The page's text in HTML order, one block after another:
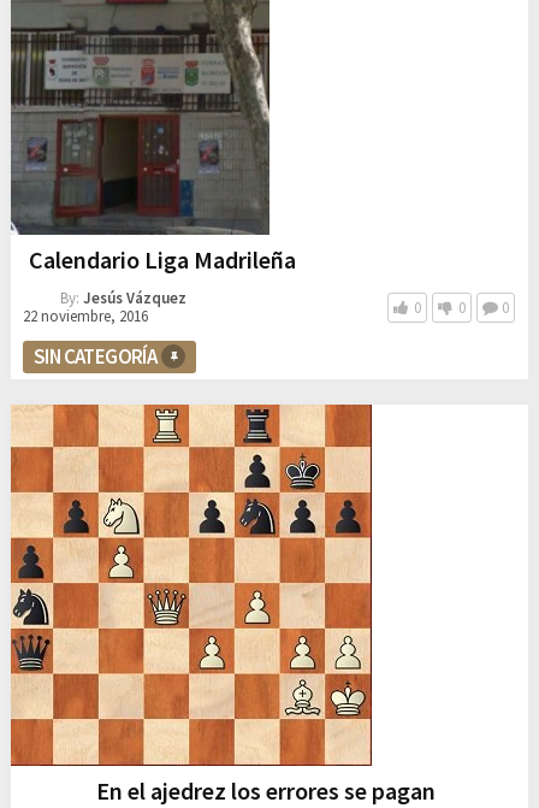
Calendario Liga Madrileña
By: Jesús Vázquez
22 noviembre, 2016
0 0 0
SIN CATEGORÍA
En el ajedrez los errores se pagan